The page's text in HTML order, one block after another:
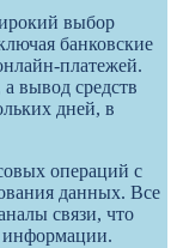
выбор
банковские
платежей.
вывод средств
дней, в
операций с
данных. Все
связи, что
информации.